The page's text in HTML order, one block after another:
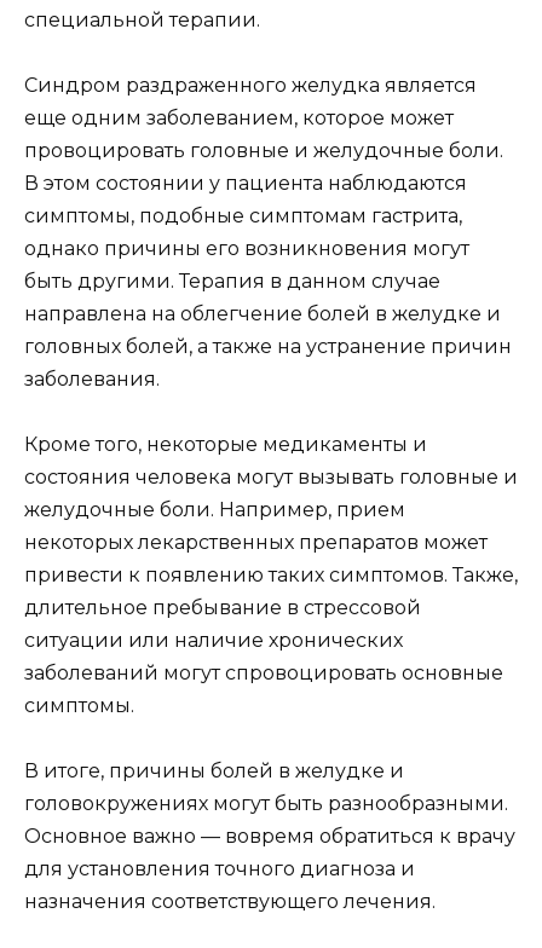
специальной терапии.
Синдром раздраженного желудка является
еще одним заболеванием, которое может
провоцировать головные и желудочные боли.
В этом состоянии у пациента наблюдаются
симптомы, подобные симптомам гастрита,
однако причины его возникновения могут
быть другими. Терапия в данном случае
направлена на облегчение болей в желудке и
головных болей, а также на устранение причин
заболевания.
Кроме того, некоторые медикаменты и
состояния человека могут вызывать головные и
желудочные боли. Например, прием
некоторых лекарственных препаратов может
привести к появлению таких симптомов. Также,
длительное пребывание в стрессовой
ситуации или наличие хронических
заболеваний могут спровоцировать основные
симптомы.
В итоге, причины болей в желудке и
головокружениях могут быть разнообразными.
Основное важно — вовремя обратиться к врачу
для установления точного диагноза и
назначения соответствующего лечения.